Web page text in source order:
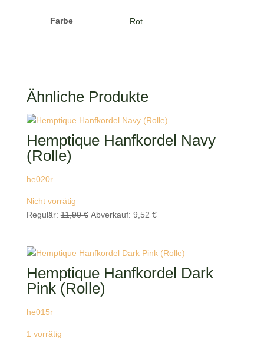
Farbe Rot
Ähnliche Produkte
Hemptique Hanfkordel Navy
(Rolle)
he020r
Nicht vorrätig
Regulär: 11,90€ Ursprünglicher
11,90 €
Abverkauf: 9,52 €Aktueller
9,52 €.
Hemptique Hanfkordel Dark
Pink (Rolle)
he015r
1 vorrätig